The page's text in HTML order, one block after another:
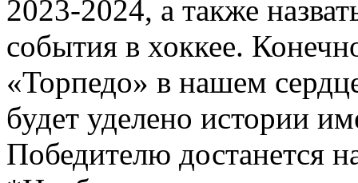
2023-2024, а также
события в хоккее.
«Торпедо» в нашем
будет уделено истории
Победителю достанется